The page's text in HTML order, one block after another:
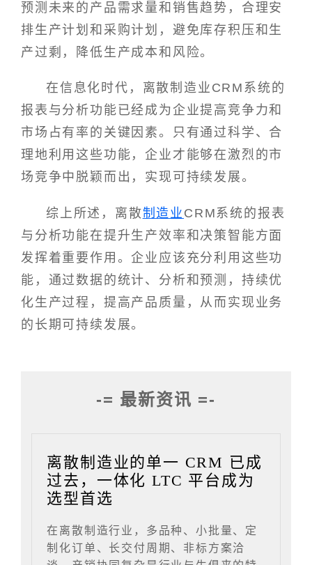
预测未来的产品需求量和销售趋势，合理安
排生产计划和采购计划，避免库存积压和生
产过剩，降低生产成本和风险。
在信息化时代，离散制造业CRM系统的
报表与分析功能已经成为企业提高竞争力和
市场占有率的关键因素。只有通过科学、合
理地利用这些功能，企业才能够在激烈的市
场竞争中脱颖而出，实现可持续发展。
综上所述，离散制造业 CRM系统的报表
与分析功能在提升生产效率和决策智能方面
发挥着重要作用。企业应该充分利用这些功
能，通过数据的统计、分析和预测，持续优
化生产过程，提高产品质量，从而实现业务
的长期可持续发展。
-= 最新资讯 =-
离散制造业的单一 CRM 已成
过去，一体化 LTC 平台成为
选型首选
在离散制造行业，多品种、小批量、定
制化订单、长交付周期、非标方案洽